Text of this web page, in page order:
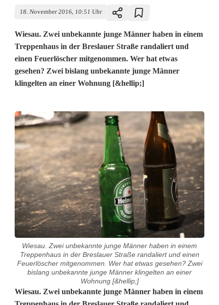
18. November 2016, 10:51 Uhr
Wiesau. Zwei unbekannte junge Männer haben in einem
Treppenhaus in der Breslauer Straße randaliert und
einen Feuerlöscher mitgenommen. Wer hat etwas
gesehen? Zwei bislang unbekannte junge Männer
klingelten an einer Wohnung [&hellip;]
Wiesau. Zwei unbekannte junge Männer haben in einem
Treppenhaus in der Breslauer Straße randaliert und einen
Feuerlöscher mitgenommen. Wer hat etwas gesehen? Zwei
bislang unbekannte junge Männer klingelten an einer
Wohnung [&hellip;]
U
Wiesau. Zwei unbekannte junge Männer haben in einem